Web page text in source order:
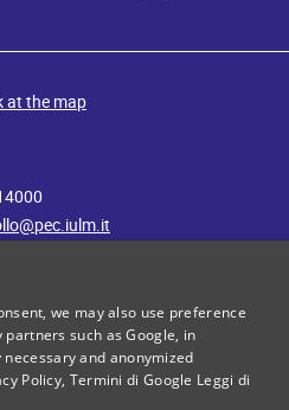
at the map
food
academy
diversamente sport
we may also use preference
such as Google, in
and anonymized
Policy, Termini di Google Leggi di